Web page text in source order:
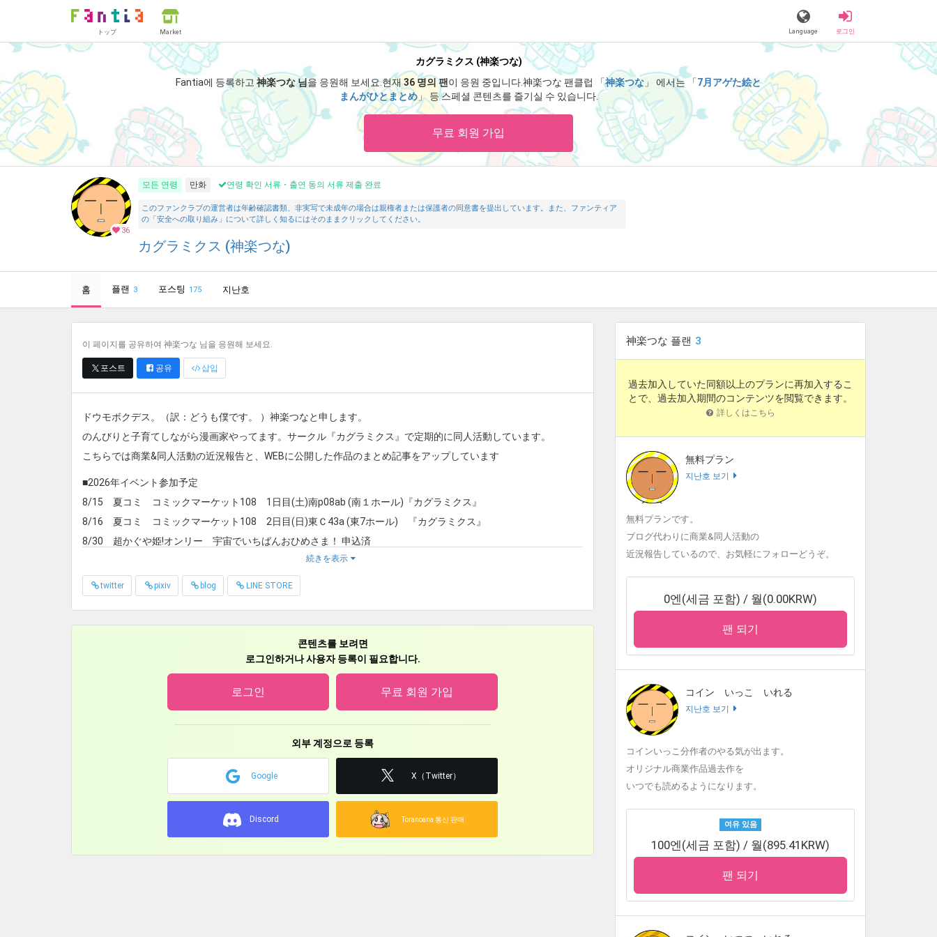
トップ Market Language 로그인
カグラミクス (神楽つな)
Fantia에 등록하고 神楽つな 님을 응원해 보세요.현재36 명의 팬 이 응원 중입니다.神楽つな 팬클럽 「神楽つな 」 에서는 「7月アゲた絵と
まんがひとまとめ」 등 스페셜 콘텐츠를 즐기실 수 있습니다.
무료 회원 가입
36
모든 연령 만화 연령 확인 서류・출연 동의 서류 제출 완료
このファンクラブの運営者は年齢確認書類、非実写で未成年の場合は親権者または保護者の同意書を提出しています。また、ファンティア
の「安全への取り組み」について詳しく知るにはそのままクリックしてください。
カグラミクス (神楽つな)
홈 플랜 3 포스팅 175 지난호
이 페이지를 공유하여 神楽つな 님을 응원해 보세요.
포스트 공유 삽입
ドウモボクデス。（訳：どうも僕です。 ）神楽つなと申します。
のんびりと子育てしながら漫画家やってます。サークル『カグラミクス』で定期的に同人活動しています。
こちらでは商業&同人活動の近況報告と、WEBに公開した作品のまとめ記事をアップしています
■2026年イベント参加予定
8/15 夏コミ コミックマーケット108 1日目(土)南p08ab (南１ホール)『カグラミクス』
8/16 夏コミ コミックマーケット108 2日目(日)東Ｃ43a (東7ホール) 『カグラミクス』
8/30 超かぐや姫!オンリー 宇宙でいちばんおひめさま！ 申込済
9/22 スーパーヒロインタイム２０２６秋 参加予定
9/23 超かぐや姫！オンリー ツクヨミスクエア2 申込済
10/18 超かぐや姫！オンリー 超ツクヨミ祭! 参加予定
11/3 トリッカルオンリー もちょっとぷにっとパラダイス２ 参加予定
11/07 超かぐや姫！オンリー ツクヨミ物語 検討中
11/28 超かぐや姫！オンリー ヤオヨロー3 検討中
2/06 超かぐや姫！オンリー ヤオヨロー3 検討中
続きを表示
twitter pixiv blog LINE STORE
콘텐츠를 보려면
로그인하거나 사용자 등록이 필요합니다.
로그인 무료 회원 가입
외부 계정으로 등록
Google X（Twitter）
Discord Toranoana 통신 판매
神楽つな 플랜 3
過去加入していた同額以上のプランに再加入するこ
とで、過去加入期間のコンテンツを閲覧できます。
詳しくはこちら
無料プラン
지난호 보기
無料プランです。
ブログ代わりに商業&同人活動の
近況報告しているので、お気軽にフォローどうぞ。
0엔(세금 포함) / 월(0.00KRW)
팬 되기
コイン いっこ いれる
지난호 보기
コインいっこ分作者のやる気が出ます。
オリジナル商業作品過去作を
いつでも読めるようになります。
여유 있음
100엔(세금 포함) / 월(895.41KRW)
팬 되기